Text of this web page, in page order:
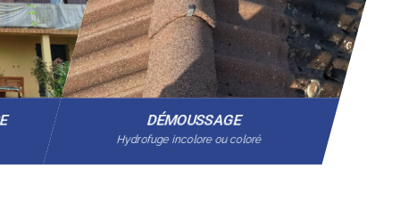
DÉMOUSSAGE
Hydrofuge incolore ou coloré